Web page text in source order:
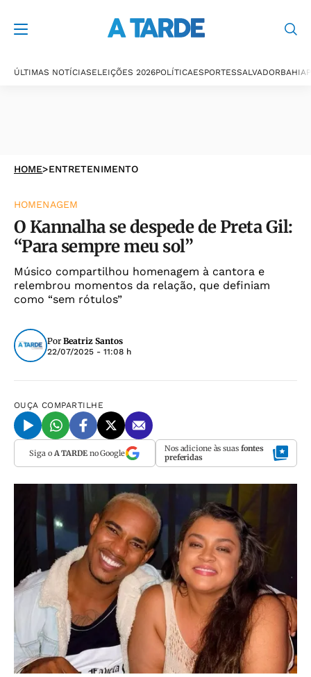
ÚLTIMAS NOTÍCIASELEIÇÕES 2026POLÍTICAESPORTESSALVADORBAHIA
HOME>ENTRETENIMENTO
HOMENAGEM
O Kannalha se despede de Preta Gil:
“Para sempre meu sol”
Músico compartilhou homenagem à cantora e
relembrou momentos da relação, que definiam
como “sem rótulos”
Por Beatriz Santos
22/07/2025 - 11:08 h
OUÇA COMPARTILHE
Siga o A TARDEno Google Nos adicione às suas fontes
preferidas